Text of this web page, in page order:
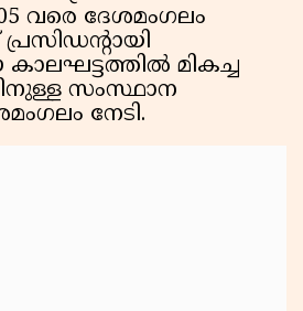
വരെ ദേശമംഗലം
മികച്ച
സംസ്ഥാന
നേടി.